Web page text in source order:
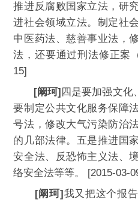
推进反腐败国家立法，研
进社会领域立法。制定社
中医药法、慈善事业法，
法，还要通过刑法修正案
15]
[阚珂]四是要加强文化
要制定公共文化服务保障
号法，修改大气污染防治
的几部法律。五是推进国
安全法、反恐怖主义法、
络安全法等等。 [2015-03-
[阚珂]我又把这个报